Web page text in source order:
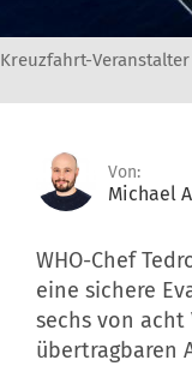
Kreuzfahrt-
Von:
Michael
WHO-Chef
eine sichere
sechs von
übertragbaren